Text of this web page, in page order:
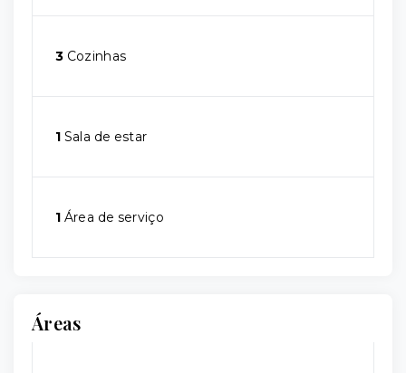
3 Cozinhas
1 Sala de estar
1 Área de serviço
Áreas